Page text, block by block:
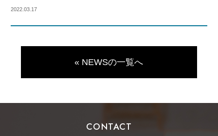
2022.03.17
« NEWSの一覧へ
CONTACT